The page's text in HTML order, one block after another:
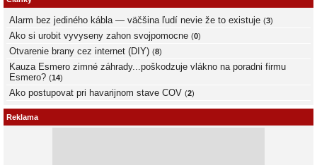
Alarm bez jediného kábla — väčšina ľudí nevie že to existuje (3)
Ako si urobit vyvyseny zahon svojpomocne (0)
Otvarenie brany cez internet (DIY) (8)
Kauza Esmero zimné záhrady...poškodzuje vlákno na poradni firmu
Esmero? (14)
Ako postupovat pri havarijnom stave COV (2)
Reklama